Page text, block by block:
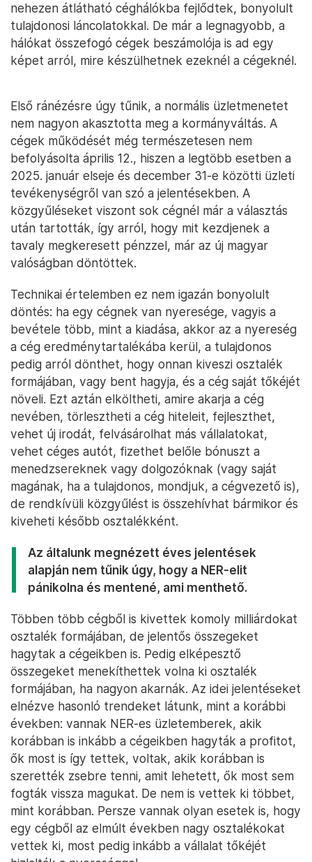
nehezen átlátható céghálókba fejlődtek, bonyolult
tulajdonosi láncolatokkal. De már a legnagyobb, a
hálókat összefogó cégek beszámolója is ad egy
képet arról, mire készülhetnek ezeknél a cégeknél.
Első ránézésre úgy tűnik, a normális üzletmenetet
nem nagyon akasztotta meg a kormányváltás. A
cégek működését még természetesen nem
befolyásolta április 12., hiszen a legtöbb esetben a
2025. január elseje és december 31-e közötti üzleti
tevékenységről van szó a jelentésekben. A
közgyűléseket viszont sok cégnél már a választás
után tartották, így arról, hogy mit kezdjenek a
tavaly megkeresett pénzzel, már az új magyar
valóságban döntöttek.
Technikai értelemben ez nem igazán bonyolult
döntés: ha egy cégnek van nyeresége, vagyis a
bevétele több, mint a kiadása, akkor az a nyereség
a cég eredménytartalékába kerül, a tulajdonos
pedig arról dönthet, hogy onnan kiveszi osztalék
formájában, vagy bent hagyja, és a cég saját tőkéjét
növeli. Ezt aztán elköltheti, amire akarja a cég
nevében, törlesztheti a cég hiteleit, fejleszthet,
vehet új irodát, felvásárolhat más vállalatokat,
vehet céges autót, fizethet belőle bónuszt a
menedzsereknek vagy dolgozóknak (vagy saját
magának, ha a tulajdonos, mondjuk, a cégvezető is),
de rendkívüli közgyűlést is összehívhat bármikor és
kiveheti később osztalékként.
Az általunk megnézett éves jelentések
alapján nem tűnik úgy, hogy a NER-elit
pánikolna és mentené, ami menthető.
Többen több cégből is kivettek komoly milliárdokat
osztalék formájában, de jelentős összegeket
hagytak a cégeikben is. Pedig elképesztő
összegeket menekíthettek volna ki osztalék
formájában, ha nagyon akarnák. Az idei jelentéseket
elnézve hasonló trendeket látunk, mint a korábbi
években: vannak NER-es üzletemberek, akik
korábban is inkább a cégeikben hagyták a profitot,
ők most is így tettek, voltak, akik korábban is
szerették zsebre tenni, amit lehetett, ők most sem
fogták vissza magukat. De nem is vettek ki többet,
mint korábban. Persze vannak olyan esetek is, hogy
egy cégből az elmúlt években nagy osztalékokat
vettek ki, most pedig inkább a vállalat tőkéjét